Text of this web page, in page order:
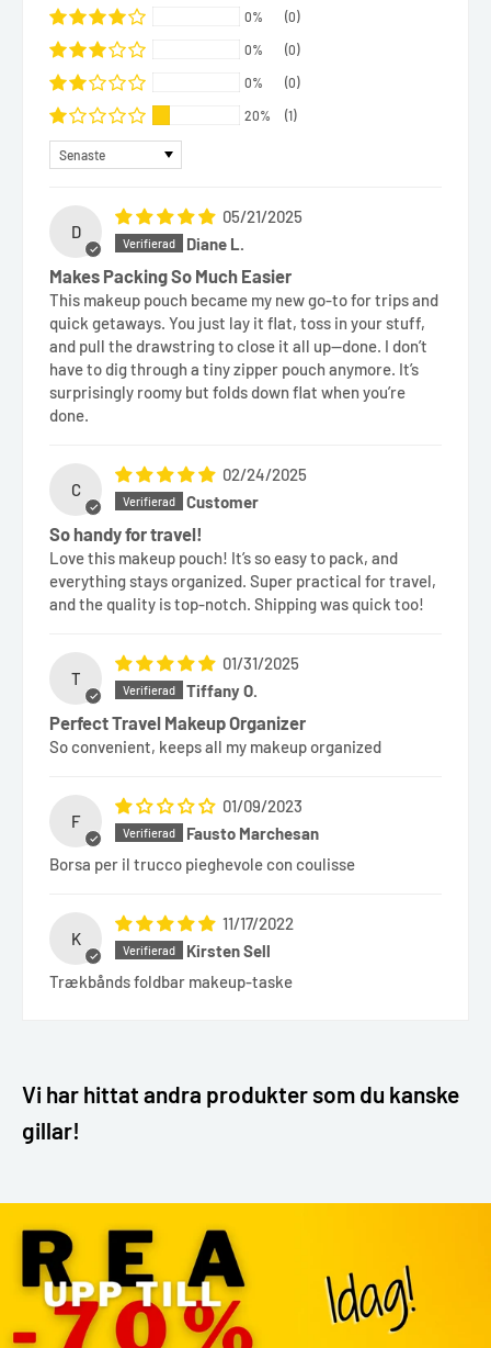
0% (0)
0% (0)
0% (0)
20% (1)
Sort by
D
05/21/2025
Diane L.
Makes Packing So Much Easier
This makeup pouch became my new go-to for trips and
quick getaways. You just lay it flat, toss in your stuff,
and pull the drawstring to close it all up—done. I don’t
have to dig through a tiny zipper pouch anymore. It’s
surprisingly roomy but folds down flat when you’re
done.
C
02/24/2025
Customer
So handy for travel!
Love this makeup pouch! It’s so easy to pack, and
everything stays organized. Super practical for travel,
and the quality is top-notch. Shipping was quick too!
T
01/31/2025
Tiffany O.
Perfect Travel Makeup Organizer
So convenient, keeps all my makeup organized
F
01/09/2023
Fausto Marchesan
Borsa per il trucco pieghevole con coulisse
K
11/17/2022
Kirsten Sell
Trækbånds foldbar makeup-taske
Vi har hittat andra produkter som du kanske
gillar!